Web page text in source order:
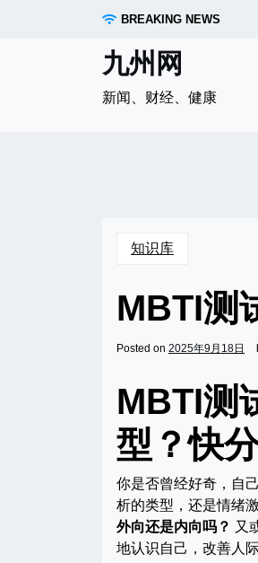
BREAKING NEWS
九州网
新闻、财经、健康
知识库
MBTI测
Posted on 2025年9月18日
MBTI测
型？快
你是否曾经好奇，自
析的类型，还是情绪
外向还是内向吗？ 又
地认识自己，改善人